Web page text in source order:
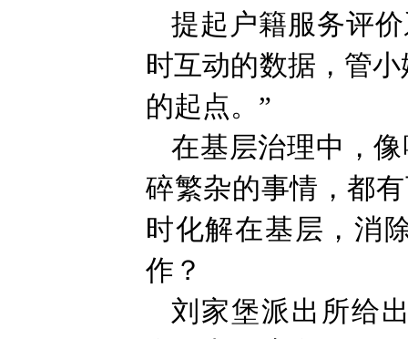
提起户籍服务评
时互动的数据，管
的起点。”
在基层治理中，
碎繁杂的事情，都
时化解在基层，消
作？
刘家堡派出所给